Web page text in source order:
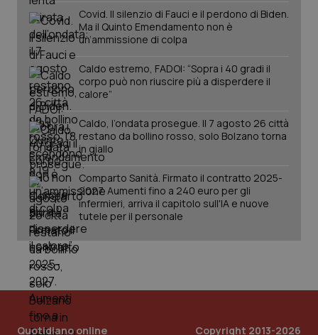
Covid. Il silenzio di Fauci e il perdono di Biden.
Ma il Quinto Emendamento non è
un’ammissione di colpa
Caldo estremo, FADOI: “Sopra i 40 gradi il
corpo può non riuscire più a disperdere il
calore”
Caldo, l’ondata prosegue. Il 7 agosto 26 città
restano da bollino rosso, solo Bolzano torna
in giallo
Comparto Sanità. Firmato il contratto 2025-
2027. Aumenti fino a 240 euro per gli
infermieri, arriva il capitolo sull'IA e nuove
tutele per il personale
Quotidiano online Copyright 2013-2026
PHPSESSID
PHP.net